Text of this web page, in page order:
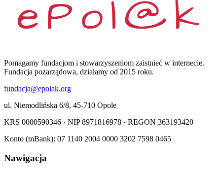
Pomagamy fundacjom i stowarzyszeniom zaistnieć w internecie.
Fundacja pozarządowa, działamy od 2015 roku.
fundacja@epolak.org
ul. Niemodlińska 6/8, 45-710 Opole
KRS 0000590346 · NIP 8971816978 · REGON 363193420
Konto (mBank): 07 1140 2004 0000 3202 7598 0465
Nawigacja